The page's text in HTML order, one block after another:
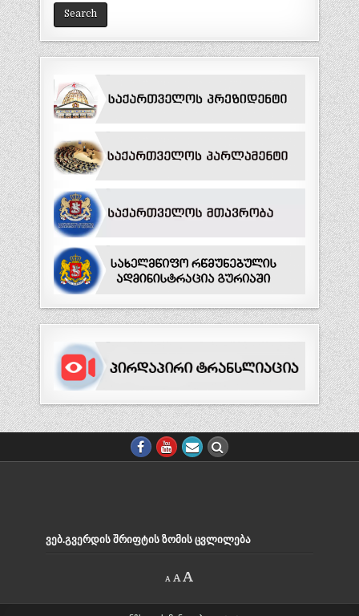
ᲕᲔᲑ.ᲒᲕᲔᲠᲓᲘᲡ ᲨᲠᲘᲤᲢᲘᲡ ᲖᲝᲛᲘᲡ ᲪᲕᲚᲘᲚᲔᲑᲐ
A
Decrease
font
A Reset
size.
A